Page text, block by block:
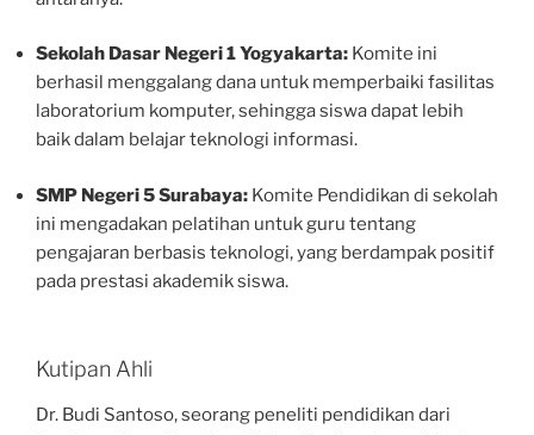
Sekolah Dasar Negeri 1 Yogyakarta: Komite ini
berhasil menggalang dana untuk memperbaiki fasilitas
laboratorium komputer, sehingga siswa dapat lebih
baik dalam belajar teknologi informasi.
SMP Negeri 5 Surabaya: Komite Pendidikan di sekolah
ini mengadakan pelatihan untuk guru tentang
pengajaran berbasis teknologi, yang berdampak positif
pada prestasi akademik siswa.
Kutipan Ahli
Dr. Budi Santoso, seorang peneliti pendidikan dari